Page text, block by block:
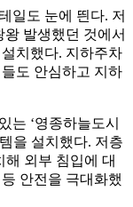
일도 눈에 띈다. 저
발생했던 것에서
치했다. 지하주차
도 안심하고 지하
는 ‘영종하늘도시
을 설치했다. 저층
외부 침입에 대
안전을 극대화했